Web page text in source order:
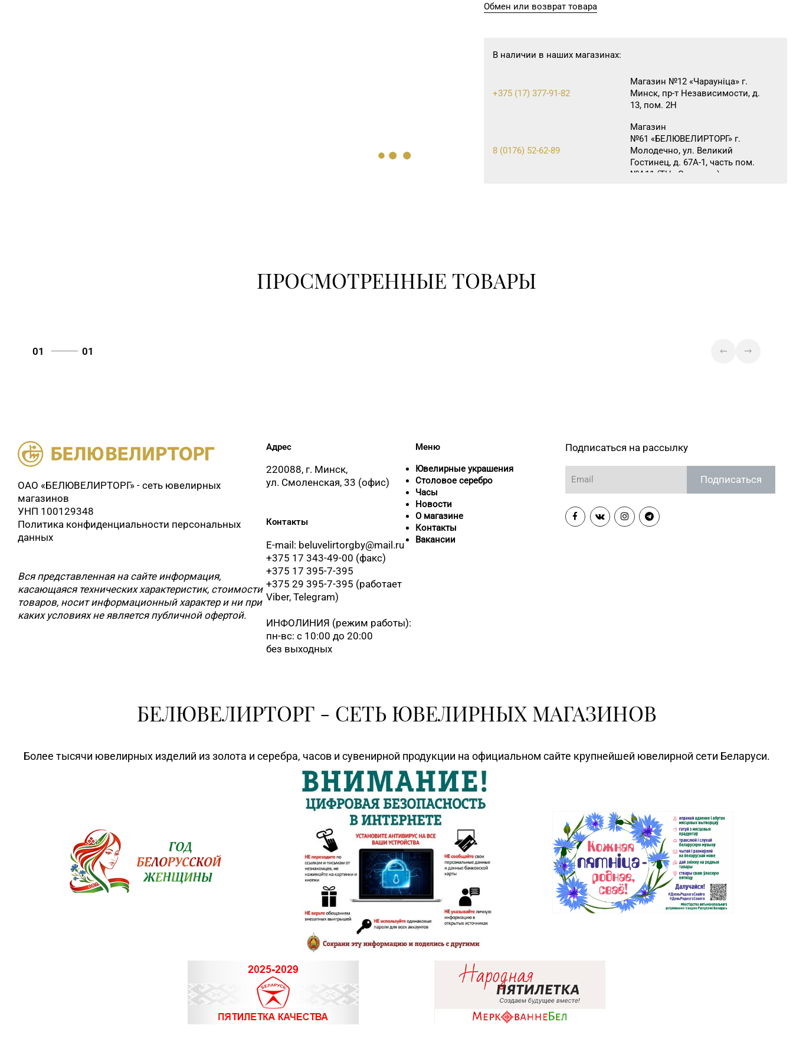
Обмен или возврат товара
В наличии в наших магазинах:
+375 (17) 377-91-82
Магазин №12 «Чараунiца» г.
Минск, пр-т Независимости, д.
13, пом. 2Н
8 (0176) 52-62-89
Магазин
№61 «БЕЛЮВЕЛИРТОРГ» г.
Молодечно, ул. Великий
Гостинец, д. 67А-1, часть пом.
№А11 (ТЦ «Спутник»)
8 (0222) 64-09-37, 64-09-42
Могилев, ул. Первомайская, д.
ПРОСМОТРЕННЫЕ ТОВАРЫ
01 01
ОАО «БЕЛЮВЕЛИРТОРГ» - сеть ювелирных
магазинов
УНП 100129348
Политика конфиденциальности персональных
данных
Вся представленная на сайте информация,
касающаяся технических характеристик, стоимости
товаров, носит информационный характер и ни при
каких условиях не является публичной офертой.
Адрес
220088, г. Минск,
ул. Смоленская, 33 (офис)
Контакты
E-mail: beluvelirtorgby@mail.ru
+375 17 343-49-00 (факс)
+375 17 395-7-395
+375 29 395-7-395 (работает
Viber, Telegram)
ИНФОЛИНИЯ (режим работы):
пн-вс: с 10:00 до 20:00
без выходных
Меню
Ювелирные украшения
Столовое серебро
Часы
Новости
О магазине
Контакты
Вакансии
Подписаться на рассылку
Подписаться
БЕЛЮВЕЛИРТОРГ - СЕТЬ ЮВЕЛИРНЫХ МАГАЗИНОВ
Более тысячи ювелирных изделий из золота и серебра, часов и сувенирной продукции на официальном сайте крупнейшей ювелирной сети Беларуси.